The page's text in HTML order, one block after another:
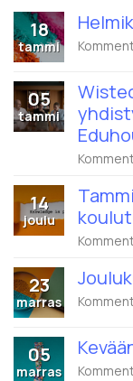
18
tammi
05
tammi
14
joulu
23
marras
05
marras